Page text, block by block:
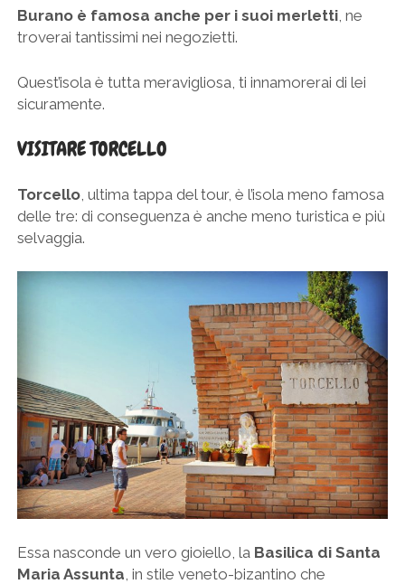
Burano è famosa anche per i suoi merletti, ne
troverai tantissimi nei negozietti.
Quest’isola è tutta meravigliosa, ti innamorerai di lei
sicuramente.
VISITARE TORCELLO
Torcello, ultima tappa del tour, è l’isola meno famosa
delle tre: di conseguenza è anche meno turistica e più
selvaggia.
Essa nasconde un vero gioiello, la Basilica di Santa
Maria Assunta , in stile veneto-bizantino che